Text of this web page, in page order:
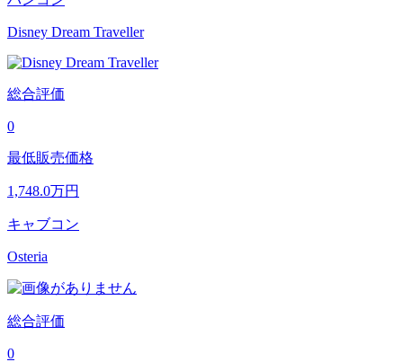
Disney Dream Traveller
総合評価
0
最低販売価格
1,748.0万円
キャブコン
Osteria
総合評価
0